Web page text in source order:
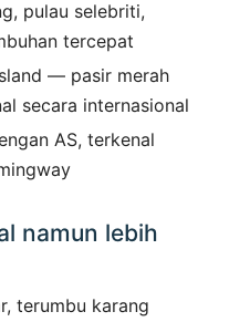
pulau selebriti,
tercepat
— pasir merah
secara internasional
AS, terkenal
namun lebih
terumbu karang